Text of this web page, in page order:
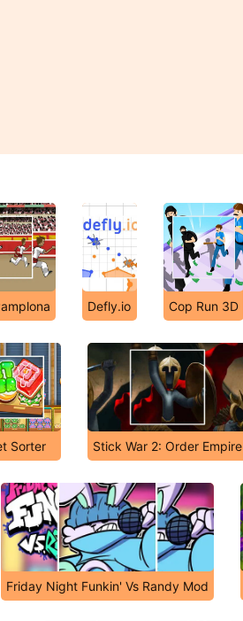
Defly.io Cop Run 3D
Sorter Stick War 2: Order Empire
Friday Night Funkin' Vs Randy Mod